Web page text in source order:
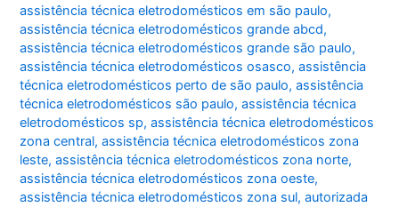
assistência técnica eletrodomésticos em são paulo,
assistência técnica eletrodomésticos grande abcd,
assistência técnica eletrodomésticos grande são paulo,
assistência técnica eletrodomésticos osasco,assistência
técnica eletrodomésticos perto de são paulo,assistência
técnica eletrodomésticos são paulo,assistência técnica
eletrodomésticos sp,assistência técnica eletrodomésticos
zona central,assistência técnica eletrodomésticos zona
leste,assistência técnica eletrodomésticos zona norte,
assistência técnica eletrodomésticos zona oeste,
assistência técnica eletrodomésticos zona sul,autorizada